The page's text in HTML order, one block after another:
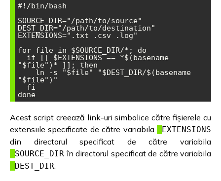
#!/bin/bash
SOURCE_DIR="/path/to/source"
DEST_DIR="/path/to/destination"
EXTENSIONS=".txt .csv .log"
for file in $SOURCE_DIR/*; do
"$file")* ]]; then
"$file")"
done
Acest script creează link-uri simbolice către fișierele cu
extensiile specificate de către variabila
EXTENSIONS
din directorul specificat de către variabila
SOURCE_DIR în directorul specificat de către variabila
DEST_DIR.